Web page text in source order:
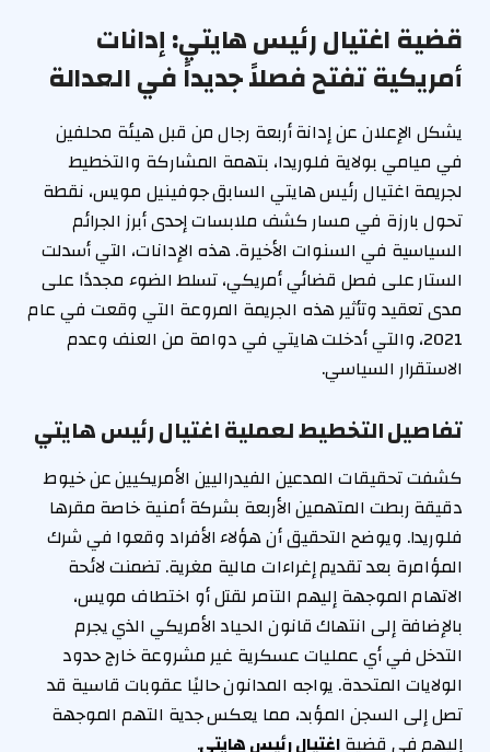
قضية اغتيال رئيس هايتي: إدانات
أمريكية تفتح فصلاً جديداً في العدالة
يشكل الإعلان عن إدانة أربعة رجال من قبل هيئة محلفين
في ميامي بولاية فلوريدا، بتهمة المشاركة والتخطيط
لجريمة اغتيال رئيس هايتي السابق جوفينيل مويس، نقطة
تحول بارزة في مسار كشف ملابسات إحدى أبرز الجرائم
السياسية في السنوات الأخيرة. هذه الإدانات، التي أسدلت
الستار على فصل قضائي أمريكي، تسلط الضوء مجددًا على
مدى تعقيد وتأثير هذه الجريمة المروعة التي وقعت في عام
2021، والتي أدخلت هايتي في دوامة من العنف وعدم
الاستقرار السياسي.
تفاصيل التخطيط لعملية اغتيال رئيس هايتي
كشفت تحقيقات المدعين الفيدراليين الأمريكيين عن خيوط
دقيقة ربطت المتهمين الأربعة بشركة أمنية خاصة مقرها
فلوريدا. ويوضح التحقيق أن هؤلاء الأفراد وقعوا في شرك
المؤامرة بعد تقديم إغراءات مالية مغرية. تضمنت لائحة
الاتهام الموجهة إليهم التآمر لقتل أو اختطاف مويس،
بالإضافة إلى انتهاك قانون الحياد الأمريكي الذي يجرم
التدخل في أي عمليات عسكرية غير مشروعة خارج حدود
الولايات المتحدة. يواجه المدانون حاليًا عقوبات قاسية قد
تصل إلى السجن المؤبد، مما يعكس جدية التهم الموجهة
إليهم في قضيةاغتيال رئيس هايتي.